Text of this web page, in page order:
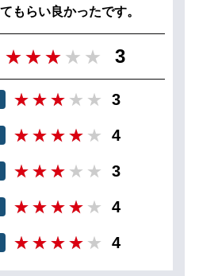
もらい良かったです。
3
3
4
3
4
4